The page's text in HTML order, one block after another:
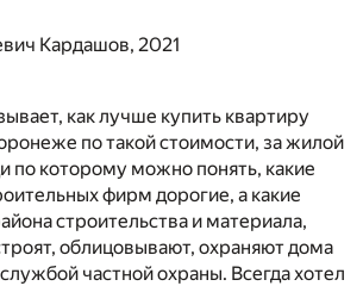
Кардашов, 2021
как лучше купить квартиру
по такой стоимости, за жилой
по которому можно понять, какие
фирм дорогие, а какие
строительства и материала,
облицовывают, охраняют дома
частной охраны. Всегда хотел